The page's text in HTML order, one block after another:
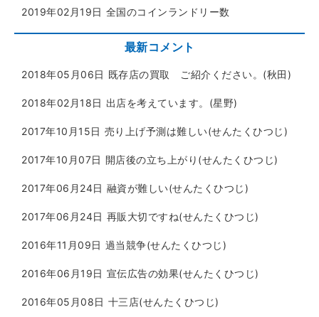
2019年02月19日 全国のコインランドリー数
最新コメント
2018年05月06日 既存店の買取 ご紹介ください。(秋田)
2018年02月18日 出店を考えています。(星野)
2017年10月15日 売り上げ予測は難しい(せんたくひつじ)
2017年10月07日 開店後の立ち上がり(せんたくひつじ)
2017年06月24日 融資が難しい(せんたくひつじ)
2017年06月24日 再販大切ですね(せんたくひつじ)
2016年11月09日 過当競争(せんたくひつじ)
2016年06月19日 宣伝広告の効果(せんたくひつじ)
2016年05月08日 十三店(せんたくひつじ)